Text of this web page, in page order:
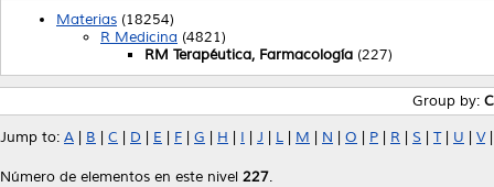
Materias (18254)
R Medicina (4821)
RM Terapéutica, Farmacología (227)
Group by:
Jump to: A B C D E F G H I J L M N O P R S T| U V
Número de elementos en este nivel 227.